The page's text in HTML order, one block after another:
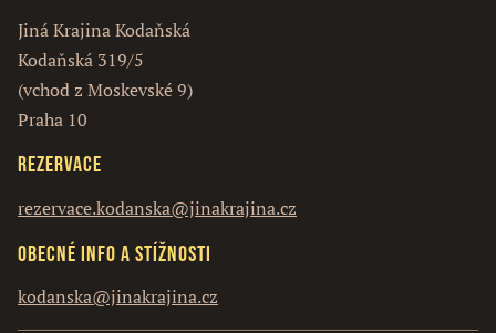
Jiná Krajina Kodaňská
Kodaňská 319/5
(vchod z Moskevské 9)
Praha 10
Rezervace
rezervace.kodanska@jinakrajina.cz
Obecné info a stížnosti
kodanska@jinakrajina.cz